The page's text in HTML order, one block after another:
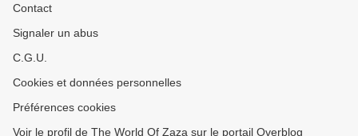
Contact
Signaler un abus
C.G.U.
Cookies et données personnelles
Préférences cookies
Voir le profil de The World Of Zaza sur le portail Overblog